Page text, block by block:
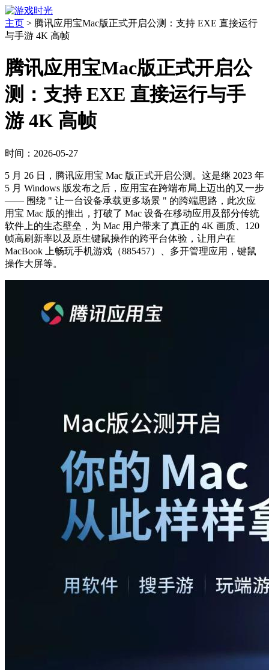
主页 > 腾讯应用宝Mac版正式开启公测：支持 EXE 直接运行
与手游 4K 高帧
腾讯应用宝Mac版正式开启公
测：支持 EXE 直接运行与手
游 4K 高帧
时间：2026-05-27
5 月 26 日，腾讯应用宝 Mac 版正式开启公测。这是继 2023 年
5 月 Windows 版发布之后，应用宝在跨端布局上迈出的又一步
—— 围绕 " 让一台设备承载更多场景 " 的跨端思路，此次应
用宝 Mac 版的推出，打破了 Mac 设备在移动应用及部分传统
软件上的生态壁垒，为 Mac 用户带来了真正的 4K 画质、120
帧高刷新率以及原生键鼠操作的跨平台体验，让用户在
MacBook 上畅玩手机游戏（885457）、多开管理应用，键鼠
操作大屏等。